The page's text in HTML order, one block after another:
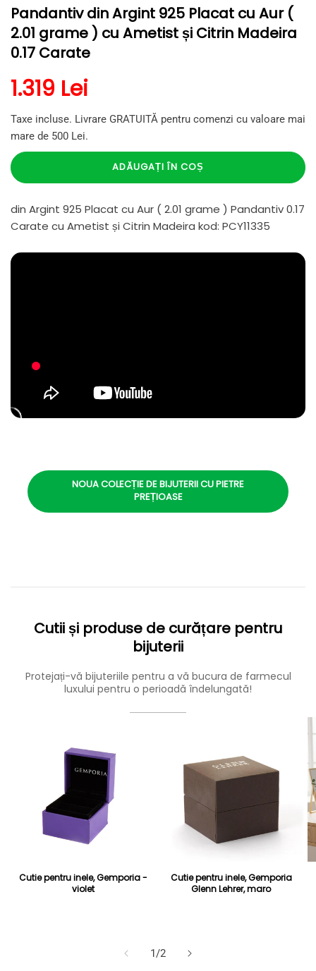
Pandantiv din Argint 925 Placat cu Aur (
2.01 grame ) cu Ametist și Citrin Madeira
0.17 Carate
Preț obișnuit
1.319 Lei
Taxe incluse. Livrare GRATUITĂ pentru comenzi cu valoare mai
mare de 500 Lei.
ADĂUGAȚI ÎN COȘ
din Argint 925 Placat cu Aur ( 2.01 grame ) Pandantiv 0.17
Carate cu Ametist și Citrin Madeira kod: PCY11335
NOUA COLECȚIE DE BIJUTERII CU PIETRE
PREȚIOASE
Cutii și produse de curățare pentru
bijuterii
Protejați-vă bijuteriile pentru a vă bucura de farmecul
luxului pentru o perioadă îndelungată!
Cutie pentru inele, Gemporia -
violet
Cutie pentru inele, Gemporia
Glenn Lehrer, maro
1/
din2